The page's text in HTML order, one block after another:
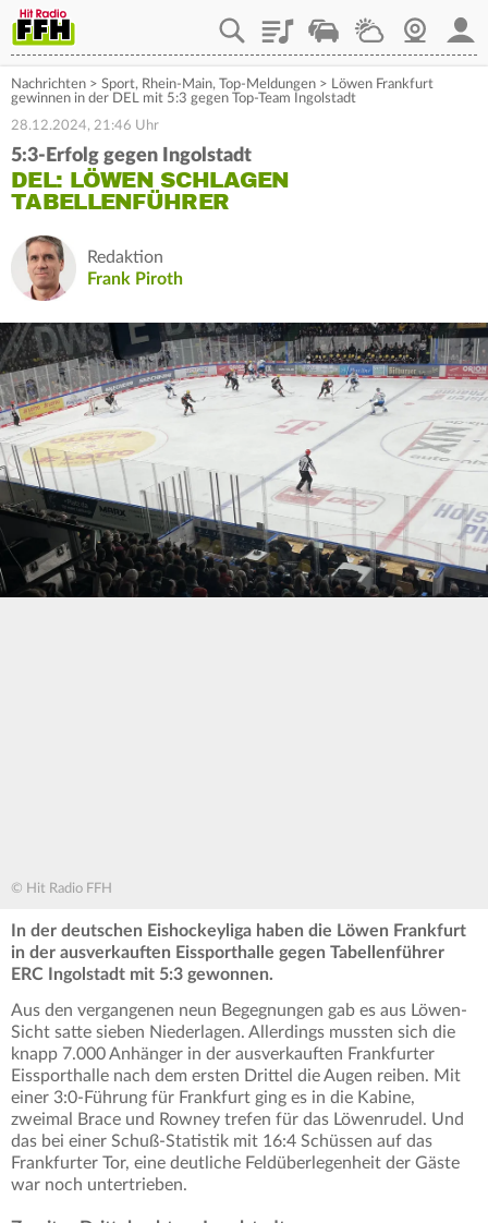
PlaylistStaupilotWetterWebcam
Nachrichten > Sport, Rhein-Main, Top-Meldungen > Löwen Frankfurt
gewinnen in der DEL mit 5:3 gegen Top-Team Ingolstadt
28.12.2024, 21:46 Uhr
5:3-Erfolg gegen Ingolstadt
DEL: LÖWEN SCHLAGEN
TABELLENFÜHRER
Redaktion
Frank Piroth
© Hit Radio FFH
In der deutschen Eishockeyliga haben die Löwen Frankfurt
in der ausverkauften Eissporthalle gegen Tabellenführer
ERC Ingolstadt mit 5:3 gewonnen.
Aus den vergangenen neun Begegnungen gab es aus Löwen-
Sicht satte sieben Niederlagen. Allerdings mussten sich die
knapp 7.000 Anhänger in der ausverkauften Frankfurter
Eissporthalle nach dem ersten Drittel die Augen reiben. Mit
einer 3:0-Führung für Frankfurt ging es in die Kabine,
zweimal Brace und Rowney trefen für das Löwenrudel. Und
das bei einer Schuß-Statistik mit 16:4 Schüssen auf das
Frankfurter Tor, eine deutliche Feldüberlegenheit der Gäste
war noch untertrieben.